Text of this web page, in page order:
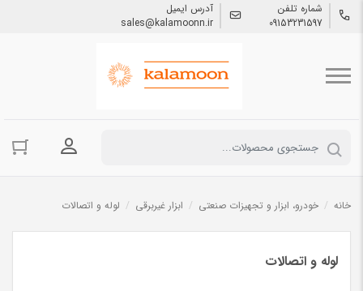
شماره تلفن
09153231597
آدرس ایمیل
sales@kalamoonn.ir
ورود به
خانه / خودرو، ابزار و تجهیزات صنعتی / ابزار غیربرقی / لوله و اتصالات
لوله و اتصالات